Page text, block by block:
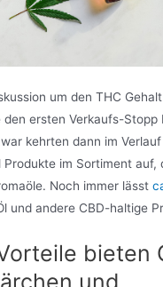
um den THC
ersten Verkaufs-Stopp
kehrten dann im
Produkte im Sortiment auf,
Noch immer lässt
und andere CBD-haltige
bieten
und